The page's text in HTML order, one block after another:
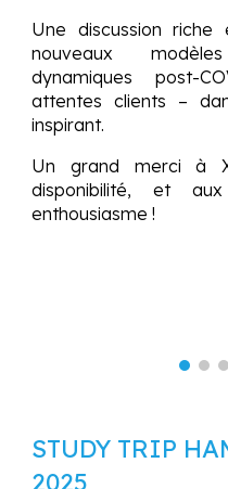
Une discussion riche
nouveaux
dynamiques post-
attentes clients –
inspirant.
Un grand merci à
disponibilité, et
enthousiasme !
STUDY TRIP
2025